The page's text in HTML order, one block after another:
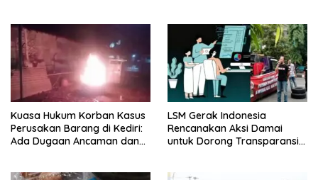
Kuasa Hukum Korban Kasus
Perusakan Barang di Kediri:
Ada Dugaan Ancaman dan
LSM Gerak Indonesia
Rencanakan Aksi Damai
untuk Dorong Transparansi